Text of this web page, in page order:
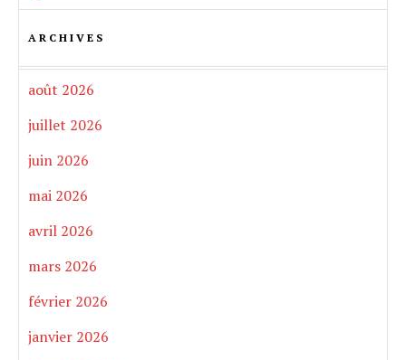
ARCHIVES
août 2026
juillet 2026
juin 2026
mai 2026
avril 2026
mars 2026
février 2026
janvier 2026